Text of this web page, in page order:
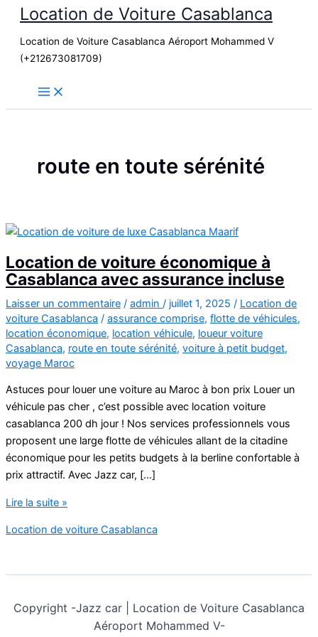
contenu
Location de Voiture Casablanca
Location de Voiture Casablanca Aéroport Mohammed V
(+212673081709)
route en toute sérénité
Location de voiture économique à
Casablanca avec assurance incluse
Laisser un commentaire / admin / juillet 1, 2025 / Location de
voiture Casablanca / assurance comprise, flotte de véhicules,
location économique, location véhicule, loueur voiture
Casablanca, route en toute sérénité, voiture à petit budget,
voyage Maroc
Astuces pour louer une voiture au Maroc à bon prix Louer un
véhicule pas cher , c’est possible avec location voiture
casablanca 200 dh jour ! Nos services professionnels vous
proposent une large flotte de véhicules allant de la citadine
économique pour les petits budgets à la berline confortable à
prix attractif. Avec Jazz car, […]
Location
voiture
avec
Lire la suite »
Location de voiture Casablanca
Copyright -Jazz car | Location de Voiture Casablanca
Aéroport Mohammed V-